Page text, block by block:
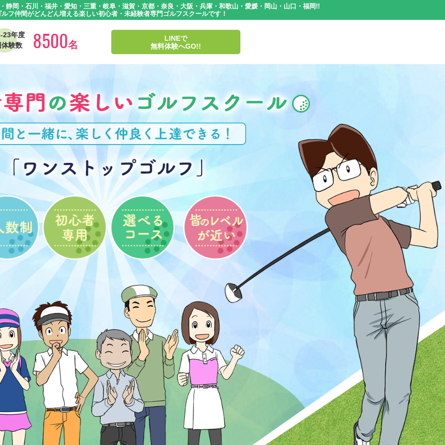
静岡・石川・福井・愛知・三重・岐阜・滋賀・京都・奈良・大阪・兵庫・和歌山・愛媛・岡山・山口・福岡!!
ルフ仲間がどんどん増える楽しい初心者・未経験者専門ゴルフスクールです！
23年度
体験数
8500名
LINEで
無料体験へGO!!